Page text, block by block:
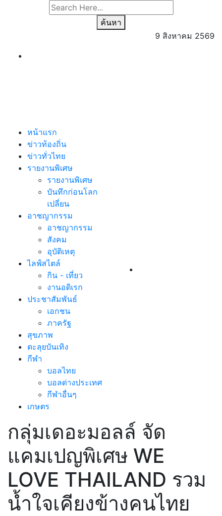
ค้นหา
9 สิงหาคม 2569
หน้าแรก
ข่าวท้องถิ่น
ข่าวทั่วไทย
รายงานพิเศษ
รายงานพิเศษ
บันทึกก่อนโลก
เปลี่ยน
อาชญากรรม
อาชญากรรม
สังคม
อุบัติเหตุ
ไลฟ์สไตล์
กิน - เที่ยว
งานอดิเรก
ประชาสัมพันธ์
เอกชน
ภาครัฐ
สุขภาพ
ตะลุยบันเทิง
กีฬา
บอลไทย
บอลต่างประเทศ
กีฬาอื่นๆ
เกษตร
กลุ่มเดอะมอลล์ จัด
แคมเปญพิเศษ WE
LOVE THAILAND รวม
น้ำใจเคียงข้างคนไทย